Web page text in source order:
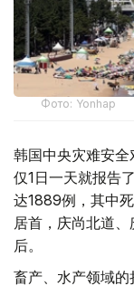
Фото: Yonhap
韩国中央灾难安全
仅1日一天就报告
达1889例，其中
居首，庆尚北道
后。
畜产、水产领域